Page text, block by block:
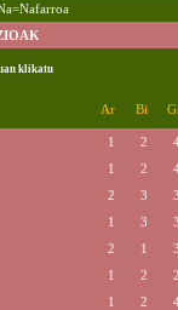
klikatu
Ar Bi Gi
1 2
1 2
2 3 3
1 3 3
2 1 3
1 2 2
1 2